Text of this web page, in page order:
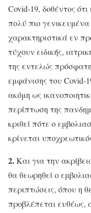
Covid-19, δοθέντος
πολύ πιο
χαρακτηριστικά εν
τύχουν ειδικής,
της εντελώς
εμφάνισης του Covid-
ακόμη ως
περίπτωση της
κριθεί πότε ο
κρίνεται
2.Και για την
θα θεωρηθεί ο
περιπτώσεις, όπου η
προβλέπεται